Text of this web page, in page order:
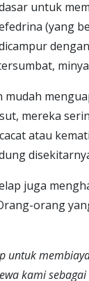
untuk
(yang
mereka
atau
juga
orang
untuk
kami